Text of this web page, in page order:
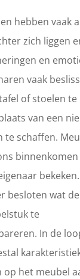
hebben vaak
zich liggen
en
vaak
of stoelen te
van een
te schaffen.
besloten wat
te
In de
het meubel